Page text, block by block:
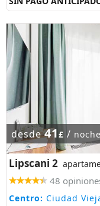
desde41£ / noche
Lipscani 2
48
Centro: Ciudad